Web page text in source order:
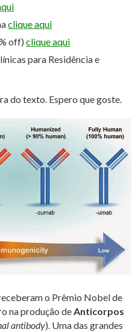
clique aqui
off)clique aqui
para Residência e
do texto. Espero que goste.
o Prêmio Nobel de
na produção de Anticorpos
antibody). Uma das grandes